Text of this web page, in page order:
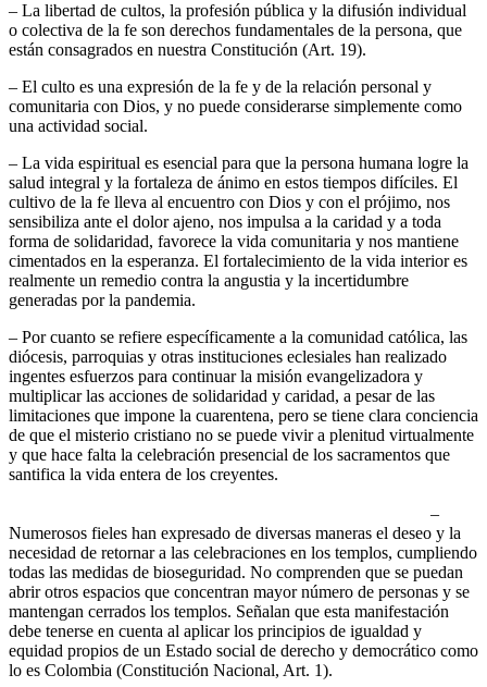
– La libertad de cultos, la profesión pública y la difusión individual
o colectiva de la fe son derechos fundamentales de la persona, que
están consagrados en nuestra Constitución (Art. 19).
– El culto es una expresión de la fe y de la relación personal y
comunitaria con Dios, y no puede considerarse simplemente como
una actividad social.
– La vida espiritual es esencial para que la persona humana logre la
salud integral y la fortaleza de ánimo en estos tiempos difíciles. El
cultivo de la fe lleva al encuentro con Dios y con el prójimo, nos
sensibiliza ante el dolor ajeno, nos impulsa a la caridad y a toda
forma de solidaridad, favorece la vida comunitaria y nos mantiene
cimentados en la esperanza. El fortalecimiento de la vida interior es
realmente un remedio contra la angustia y la incertidumbre
generadas por la pandemia.
– Por cuanto se refiere específicamente a la comunidad católica, las
diócesis, parroquias y otras instituciones eclesiales han realizado
ingentes esfuerzos para continuar la misión evangelizadora y
multiplicar las acciones de solidaridad y caridad, a pesar de las
limitaciones que impone la cuarentena, pero se tiene clara conciencia
de que el misterio cristiano no se puede vivir a plenitud virtualmente
y que hace falta la celebración presencial de los sacramentos que
santifica la vida entera de los creyentes.
–
Numerosos fieles han expresado de diversas maneras el deseo y la
necesidad de retornar a las celebraciones en los templos, cumpliendo
todas las medidas de bioseguridad. No comprenden que se puedan
abrir otros espacios que concentran mayor número de personas y se
mantengan cerrados los templos. Señalan que esta manifestación
debe tenerse en cuenta al aplicar los principios de igualdad y
equidad propios de un Estado social de derecho y democrático como
lo es Colombia (Constitución Nacional, Art. 1).